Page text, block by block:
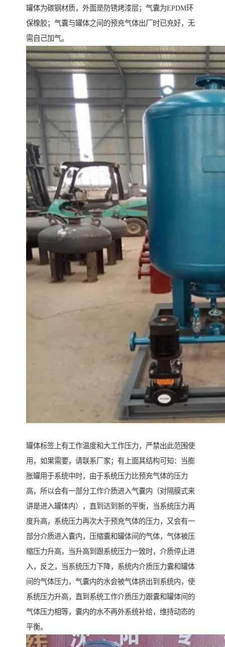
罐体为碳钢材质，外面是防锈烤漆层；气囊为EPDM环
保橡胶；气囊与罐体之间的预充气体出厂时已充好，无
需自己加气。
罐体标签上有工作温度和大工作压力，严禁出此范围使
用，如果需要，请联系厂家；有上面其结构可知：当膨
胀罐用于系统中时，由于系统压力比预充气体的压力
高，所以会有一部分工作介质进入气囊内（对隔膜式来
讲是进入罐体内），直到达到新的平衡，当系统压力再
度升高，系统压力再次大于预充气体的压力，又会有一
部分介质进入囊内，压缩囊和罐体间的气体，气体被压
缩压力升高，当升高到跟系统压力一致时，介质停止进
入，反之，当系统压力下降，系统内介质压力囊和罐体
间的气体压力，气囊内的水会被气体挤出到系统内，使
系统压力升高，直到系统工作介质压力跟囊和罐体间的
气体压力相等，囊内的水不再外系统补给，维持动态的
平衡。